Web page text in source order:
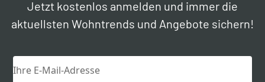
Jetzt kostenlos anmelden und immer die
aktuellsten Wohntrends und Angebote sichern!